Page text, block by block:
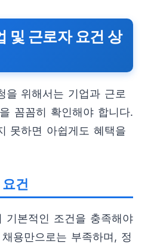
및 근로자 요건 상
을 위해서는 기업과 근로
꼼꼼히 확인해야 합니다.
못하면 아쉽게도 혜택을
건
기본적인 조건을 충족해야
용만으로는 부족하며, 정